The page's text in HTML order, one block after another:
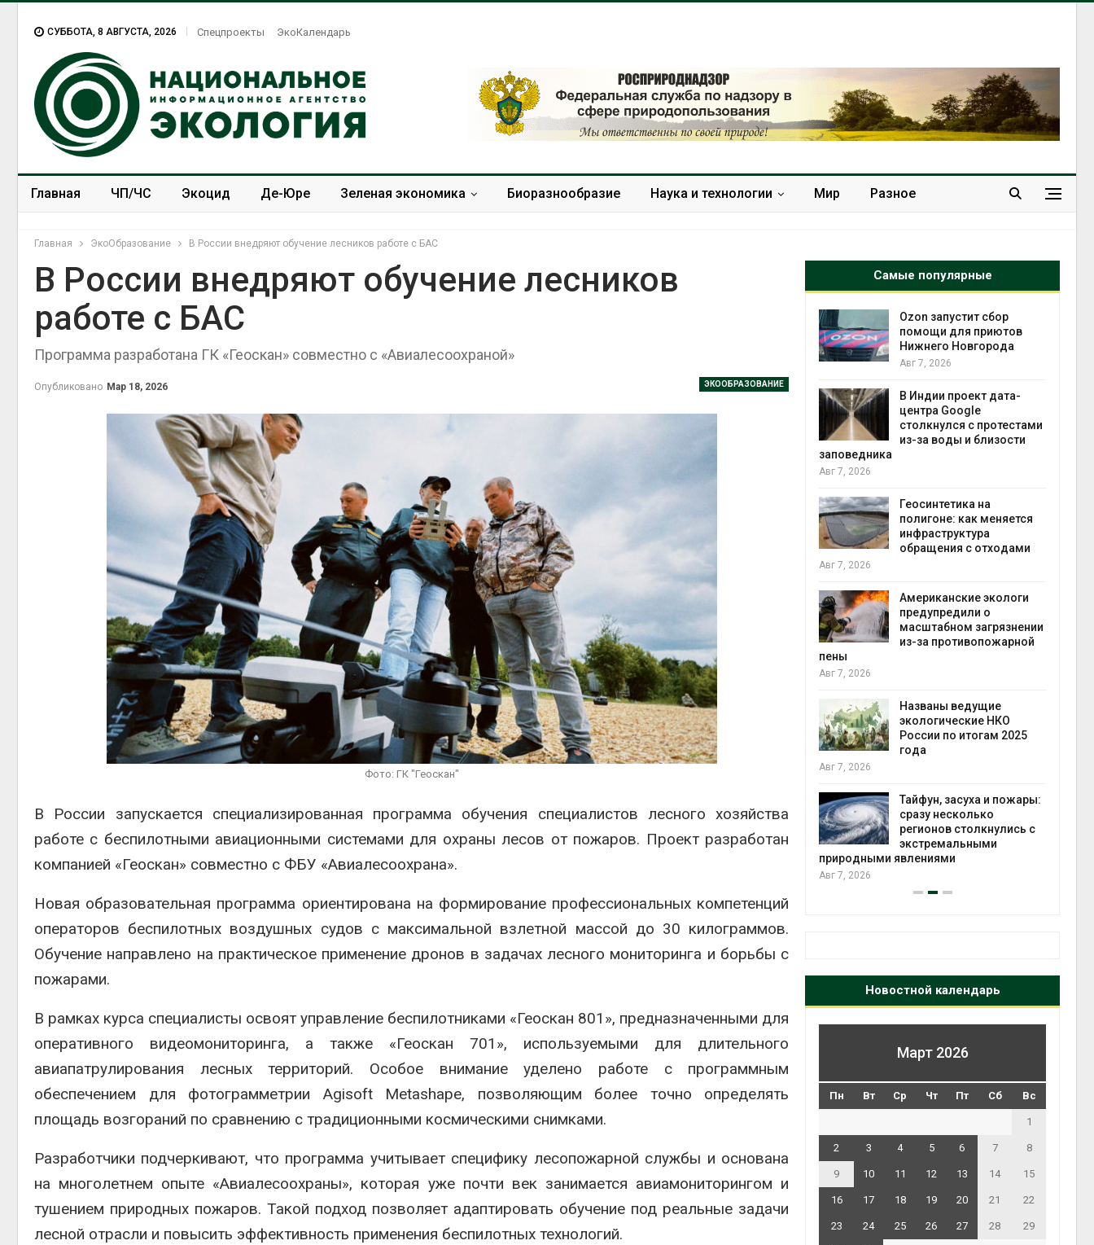
СУББОТА, 8 АВГУСТА, 2026 Спецпроекты ЭкоКалендарь
Главная ЧП/ЧС Экоцид Де-Юре Зеленая экономика Биоразнообразие Наука и технологии Мир Разное
Главная ЭкоОбразование В России внедряют обучение лесников работе с БАС
В России внедряют обучение лесников
работе с БАС
Программа разработана ГК «Геоскан» совместно с «Авиалесоохраной»
ЭКООБРАЗОВАНИЕ
Опубликовано Мар 18, 2026
Фото: ГК "Геоскан"
В России запускается специализированная программа обучения специалистов лесного хозяйства
работе с беспилотными авиационными системами для охраны лесов от пожаров. Проект разработан
компанией «Геоскан» совместно с ФБУ «Авиалесоохрана».
Новая образовательная программа ориентирована на формирование профессиональных компетенций
операторов беспилотных воздушных судов с максимальной взлетной массой до 30 килограммов.
Обучение направлено на практическое применение дронов в задачах лесного мониторинга и борьбы с
пожарами.
В рамках курса специалисты освоят управление беспилотниками «Геоскан 801», предназначенными для
оперативного видеомониторинга, а также «Геоскан 701», используемыми для длительного
авиапатрулирования лесных территорий. Особое внимание уделено работе с программным
обеспечением для фотограмметрии Agisoft Metashape, позволяющим более точно определять
площадь возгораний по сравнению с традиционными космическими снимками.
Разработчики подчеркивают, что программа учитывает специфику лесопожарной службы и основана
на многолетнем опыте «Авиалесоохраны», которая уже почти век занимается авиамониторингом и
тушением природных пожаров. Такой подход позволяет адаптировать обучение под реальные задачи
лесной отрасли и повысить эффективность применения беспилотных технологий.
Самые популярные
вырабатывать энергию и
Дождевая вода с крыш
Минприроды
потребовало ускорить
строительство мусорных
объектов и уборку
контейнерных площадок
Авг 7, 2026
Панамский канал вновь
ограничивает загрузку
судов из-за дефицита
пресной воды
Авг 6, 2026
В китайской провинции
Шэньси из-за паводков
эвакуировали более 140
тыс. человек
Авг 6, 2026
установили
вторсырья
Авг 6, 2026
энергетики из-за роста
Камы в августе может
увеличить вложения в
защиту природы на фоне
роста ущерба от пожаров
Авг 7, 2026
Дом из старых шин
может обходиться без
кондиционера и почти
без отопления
Камчатские северные
перед осенней миграцией
Ozon запустит сбор
помощи для приютов
Нижнего Новгорода
Авг 7, 2026
В Индии проект дата-
центра Google
столкнулся с протестами
из-за воды и близости
заповедника
Авг 7, 2026
Геосинтетика на
полигоне: как меняется
инфраструктура
обращения с отходами
Авг 7, 2026
Американские экологи
предупредили о
масштабном загрязнении
из-за противопожарной
пены
Авг 7, 2026
Названы ведущие
экологические НКО
России по итогам 2025
года
Авг 7, 2026
Тайфун, засуха и пожары:
сразу несколько
регионов столкнулись с
экстремальными
природными явлениями
Авг 7, 2026
Новостной календарь
Март 2026
Пн Вт Ср Чт Пт Сб Вс
1
2 3 4 5 6 7 8
9 10 11 12 13 14 15
16 17 18 19 20 21 22
23 24 25 26 27 28 29